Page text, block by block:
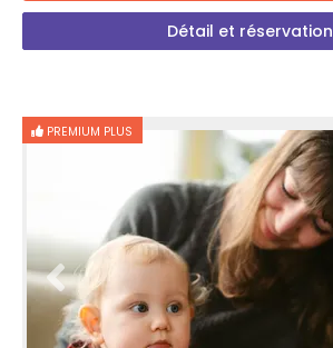
Détail et réservation
PREMIUM PLUS